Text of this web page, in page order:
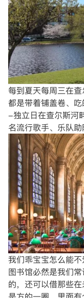
每到夏天每周三在
都是带着铺盖卷、吃
-独立日在查尔斯河
名流行歌手、乐队助
我们乖宝宝怎么能
图书馆必然是我们
的，还可以借那些